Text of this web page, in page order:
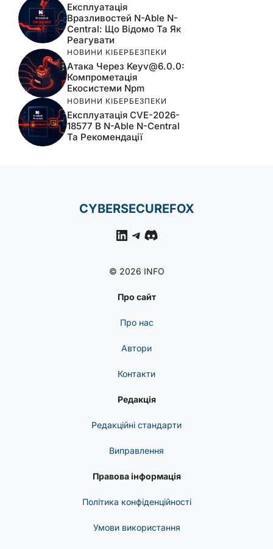
Експлуатація
Вразливостей N-Able N-
Central: Що Відомо Та Як
Реагувати
НОВИНИ КІБЕРБЕЗПЕКИ
Атака Через Keyv@6.0.0:
Компрометація
Екосистеми Npm
НОВИНИ КІБЕРБЕЗПЕКИ
Експлуатація CVE-2026-
18577 В N-Able N-Central
Та Рекомендації
CYBERSECUREFOX
LinkedIn
Telegram
Discord
© 2026 INFO
Про сайт
Про нас
Автори
Контакти
Редакція
Редакційні стандарти
Виправлення
Правова інформація
Політика конфіденційності
Умови використання